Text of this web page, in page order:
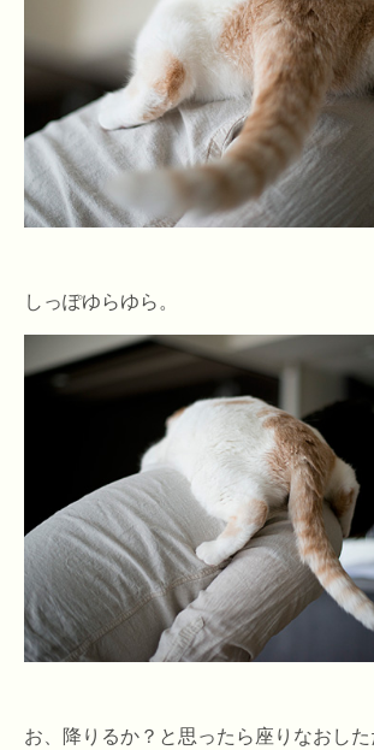
しっぽゆらゆら。
お、降りるか？と思ったら座りなおし